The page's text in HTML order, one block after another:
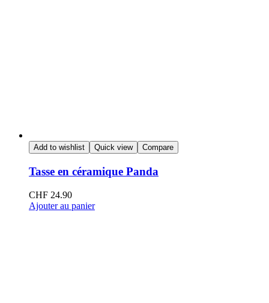
Add to wishlist Quick view Compare
Tasse en céramique Panda
CHF 24.90
Ajouter au panier